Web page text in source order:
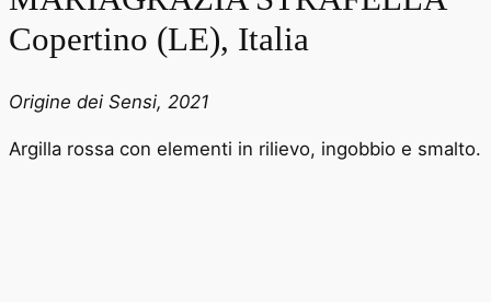
Copertino (LE), Italia
Origine dei Sensi, 2021
Argilla rossa con elementi in rilievo, ingobbio e smalto.